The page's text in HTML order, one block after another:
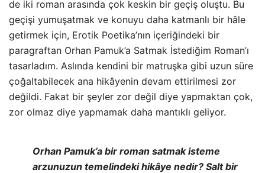
de iki roman arasında çok keskin bir geçiş oluştu. Bu
geçişi yumuşatmak ve konuyu daha katmanlı bir hâle
getirmek için, Erotik Poetika’nın içeriğindeki bir
paragraftan Orhan Pamuk’a Satmak İstediğim Roman’ı
tasarladım. Aslında kendini bir matruşka gibi uzun süre
çoğaltabilecek ana hikâyenin devam ettirilmesi zor
değildi. Fakat bir şeyler zor değil diye yapmaktan çok,
zor olmaz diye yapmamak daha mantıklı geliyor.
Orhan Pamuk’a bir roman satmak isteme
arzunuzun temelindeki hikâye nedir? Salt bir